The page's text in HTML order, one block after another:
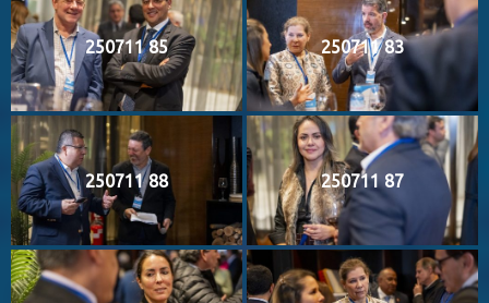
250711 85 250711 83
250711 88 250711 87